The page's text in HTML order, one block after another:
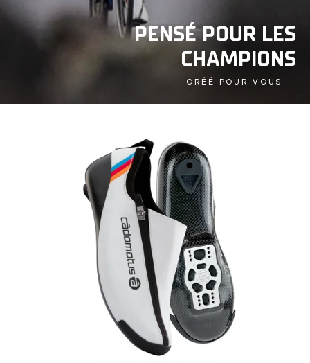
PENSÉ POUR LES
CHAMPIONS
CRÉÉ POUR VOUS